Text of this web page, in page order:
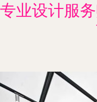
专业设计服